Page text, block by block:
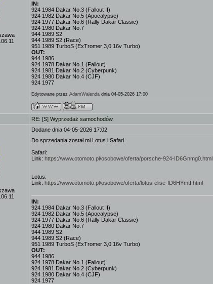
IN:
924 1984 Dakar No.3 (Fallout II)
924 1982 Dakar No.5 (Apocalypse)
924 1977 Dakar No.6 (Rally Dakar Classic)
924 1980 Dakar No.7
944 1989 S2
944 1989 S2 (Race)
951 1989 TurboS (ExTromer 3,0 16v Turbo)
OUT:
944 1986
924 1978 Dakar No.1 (Fallout)
924 1981 Dakar No.2 (Cyberpunk)
924 1980 Dakar No.4 (CJF)
924 1977
Edytowane przez AdamWalenda dnia 04-05-2026 17:00
RE: [S] Wyprzedaż samochodów.
Dodane dnia 04-05-2026 17:02
Do sprzedania został mi Lotus i Safari
Safari:
Link: https://www.otomoto.pl/osobowe/oferta/porsche-924-ID6Gnmg0.html
Lotus:
Link: https://www.otomoto.pl/osobowe/oferta/lotus-elise-ID6HYmtI.html
IN:
924 1984 Dakar No.3 (Fallout II)
924 1982 Dakar No.5 (Apocalypse)
924 1977 Dakar No.6 (Rally Dakar Classic)
924 1980 Dakar No.7
944 1989 S2
944 1989 S2 (Race)
951 1989 TurboS (ExTromer 3,0 16v Turbo)
OUT:
944 1986
924 1978 Dakar No.1 (Fallout)
924 1981 Dakar No.2 (Cyberpunk)
924 1980 Dakar No.4 (CJF)
924 1977